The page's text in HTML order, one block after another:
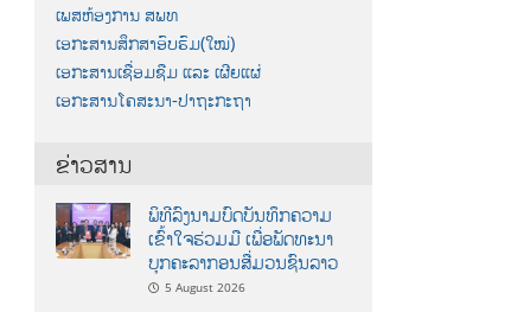
ເພສຫ້ອງການ ສພທ
ເອກະສານສຶກສາອົບຮົມ(ໃໝ່)
ເອກະສານເຊື່ອມຊືມ ແລະ ເຜີຍແຜ່
ເອກະສານໂຄສະນາ-ປາຖະກະຖາ
ຂ່າວສານ
ພິທີລົງນາມບົດບັນທຶກຄວາມ
ເຂົ້າໃຈຮ່ວມມື ເພື່ອພັດທະນາ
ບຸກຄະລາກອນສື່ມວນຊົນລາວ
5 August 2026